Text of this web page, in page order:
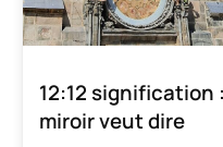
12:12
miroir veut dire